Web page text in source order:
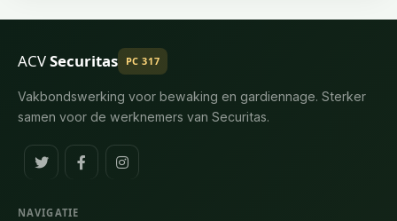
ACVSecuritas PC 317
Vakbondswerking voor bewaking en gardiennage. Sterker
samen voor de werknemers van Securitas.
NAVIGATIE